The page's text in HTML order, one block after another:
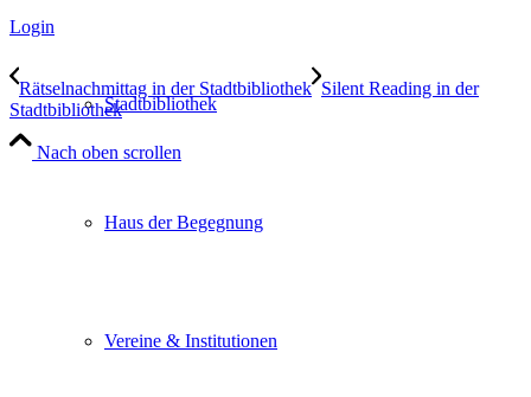
Stadtbibliothek
Haus der Begegnung
Vereine & Institutionen
Login
Rätselnachmittag in der Stadtbibliothek Silent Reading in der
Stadtbibliothek
Nach oben scrollen